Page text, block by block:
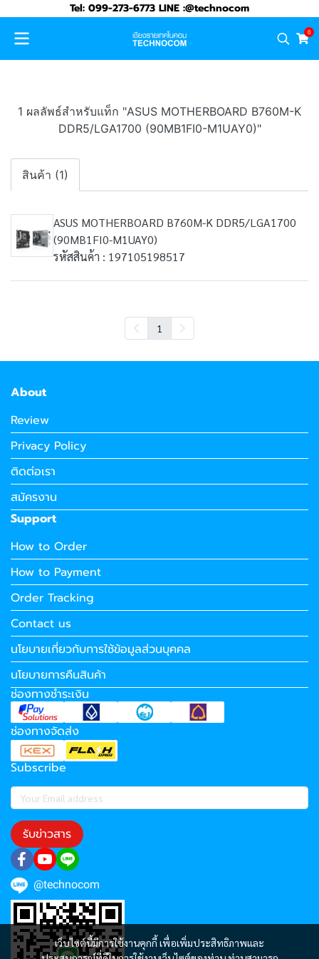
Tel: 099-273-6773 LINE :@technocom
0
1 ผลลัพธ์สำหรับแท็ก "ASUS MOTHERBOARD B760M-K
DDR5/LGA1700 (90MB1FI0-M1UAY0)"
สินค้า (1)
ASUS MOTHERBOARD B760M-K DDR5/LGA1700
(90MB1FI0-M1UAY0)
รหัสสินค้า : 197105198517
1
เว็บไซต์นี้มีการใช้งานคุกกี้ เพื่อเพิ่มประสิทธิภาพและ
About
Review
Privacy Policy
ติดต่อเรา
สมัครงาน
Support
How to Order
How to Payment
Order Tracking
Contact us
นโยบายเกี่ยวกับการใช้ข้อมูลส่วนบุคคล
นโยบายการคืนสินค้า
ช่องทางชำระเงิน
ช่องทางจัดส่ง
Subscribe
รับข่าวสาร
@technocom